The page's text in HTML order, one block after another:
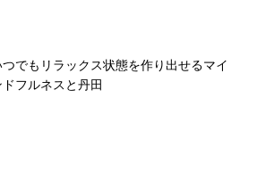
つでもリラックス状態を作り出せるマイ
ドフルネスと丹田